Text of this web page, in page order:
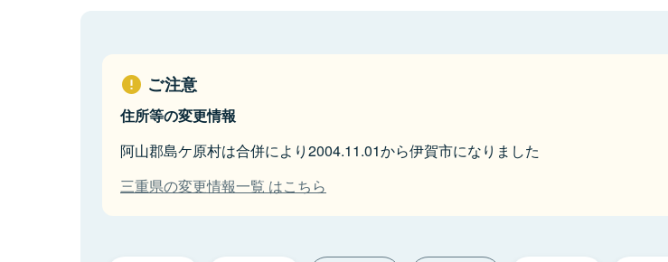
ご注意
住所等の変更情報
阿山郡島ケ原村は合併により2004.11.01から伊賀市になりました
三重県の変更情報一覧 はこちら